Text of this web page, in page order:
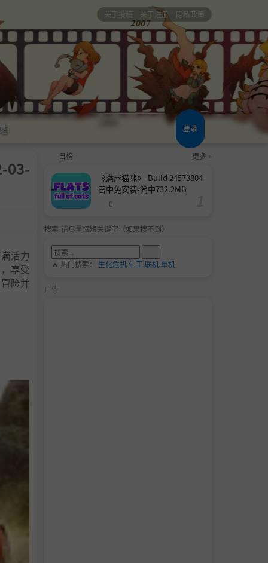
关于投稿 关于注册 隐私政策
登录
03-
活力
享受
险并
日榜 更多 »
《满屋猫咪》-Build 24573804
官中免安装-简中732.2MB
0
搜索-请尽量缩短关键字（如果搜不到）
🔥 热门搜索： 生化危机仁王 联机单机
广告